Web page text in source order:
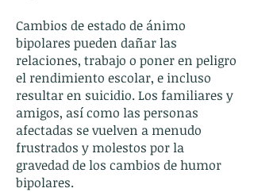
Cambios de estado de ánimo
bipolares pueden dañar las
relaciones, trabajo o poner en peligro
el rendimiento escolar, e incluso
resultar en suicidio. Los familiares y
amigos, así como las personas
afectadas se vuelven a menudo
frustrados y molestos por la
gravedad de los cambios de humor
bipolares.